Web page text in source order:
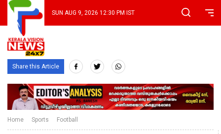
SUN AUG 9, 2026 12:30 PM IST
Share this Article
Home Sports Football